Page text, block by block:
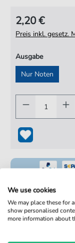
2,20 €
Preis inkl. gesetz.
Ausgabe
Nur Noten
100% Legal &
We use cookies
We may place these for
show personalised
more information about